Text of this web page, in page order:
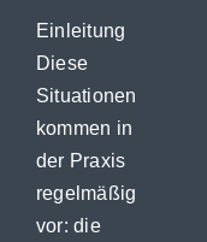
Einleitung
Diese
Situationen
kommen in
der Praxis
regelmäßig
vor: die